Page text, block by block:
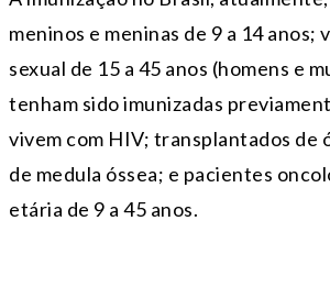
meninos e meninas de 9 a 14 anos;
sexual de 15 a 45 anos (homens e
tenham sido imunizadas
vivem com HIV; transplantados de
de medula óssea; e pacientes
etária de 9 a 45 anos.